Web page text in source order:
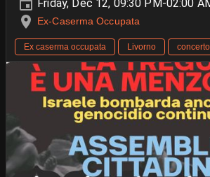
Friday, Dec 12, 09:30 PM-02:00
Ex-Caserma Occupata
Ex caserma occupata Livorno concerto